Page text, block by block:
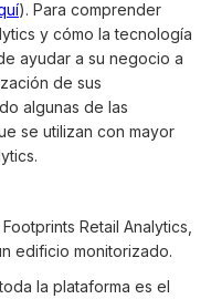
). Para comprender
y cómo la tecnología
ayudar a su negocio a
de sus
algunas de las
se utilizan con mayor
Retail Analytics,
edificio monitorizado.
la plataforma es el